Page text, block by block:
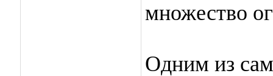
множество
Одним из